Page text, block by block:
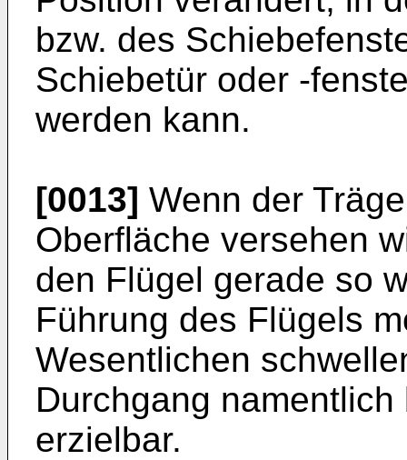
bzw. des
Schiebetür oder -
werden kann.
[0013] Wenn der
Oberfläche versehen
den Flügel gerade so
Führung des Flügels
Wesentlichen
Durchgang
erzielbar.